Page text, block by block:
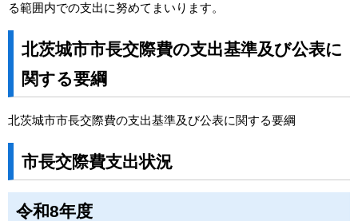
る範囲内での支出に努めてまいります。
北茨城市市長交際費の支出基準及び公表に
関する要綱
北茨城市市長交際費の支出基準及び公表に関する要綱
市長交際費支出状況
令和8年度